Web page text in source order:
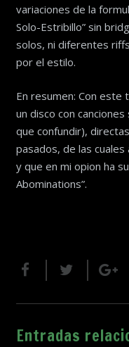
variaciones de la
Solo-Estribillo” sin
solos, ni diferentes
por el estilo.
En resumen: Con
un disco con
que confundir),
pasados, de las
y que en mi opion ha
Abominations”.
Entradas